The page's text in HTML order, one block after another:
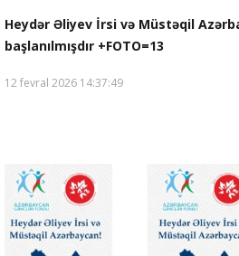
Heydər Əliyev İrsi və Müstəqil
başlanılmışdır +FOTO=13
12 fevral 2026 14:37:49